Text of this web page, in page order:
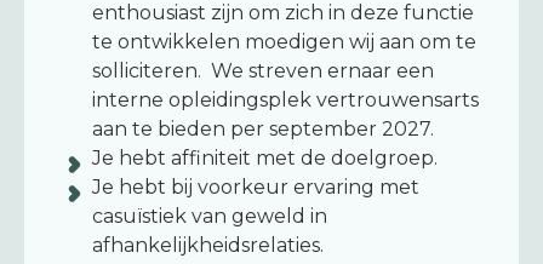
enthousiast zijn om zich in deze functie
te ontwikkelen moedigen wij aan om te
solliciteren. We streven ernaar een
interne opleidingsplek vertrouwensarts
aan te bieden per september 2027.
Je hebt affiniteit met de doelgroep.
Je hebt bij voorkeur ervaring met
casuïstiek van geweld in
afhankelijkheidsrelaties.